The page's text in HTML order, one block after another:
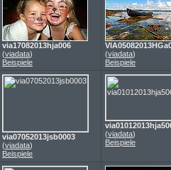
via17082013hja006
(viadata)
Beispiele
(viadata)
Beispiele
via07052013jsb0003
(viadata)
Beispiele
(viadata)
Beispiele